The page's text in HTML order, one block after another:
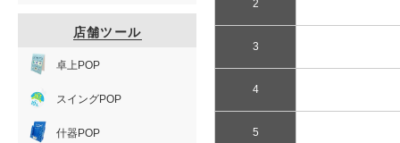
2
3
4
5
店舗ツール
卓上POP
スイングPOP
什器POP